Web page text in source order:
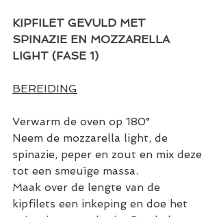
KIPFILET GEVULD MET
SPINAZIE EN MOZZARELLA
LIGHT (FASE 1)
BEREIDING
Verwarm de oven op 180°
Neem de mozzarella light, de
spinazie, peper en zout en mix deze
tot een smeuïge massa.
Maak over de lengte van de
kipfilets een inkeping en doe het